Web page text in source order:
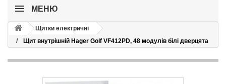
МЕНЮ
Щитки електричні
Щит внутрішній Hager Golf VF412PD, 48 модулів білі дверцята